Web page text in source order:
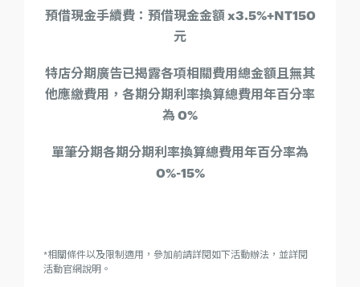
預借現金手續費：預借現金金額 x3.5%+NT150
元
特店分期廣告已揭露各項相關費用總金額且無其
他應繳費用，各期分期利率換算總費用年百分率
為 0%
單筆分期各期分期利率換算總費用年百分率為
0%-15%
*相關條件以及限制適用，參加前請詳閱如下活動辦法，並詳閱
活動官網說明。